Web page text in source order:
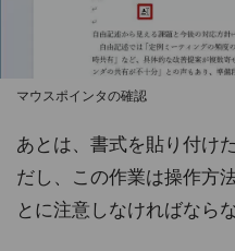
マウスポインタの確認
あとは、書式を貼り付け
だし、この作業は操作方
とに注意しなければならな